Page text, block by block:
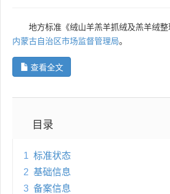
国外标准 技术委员会
地方标准《绒山羊羔羊抓绒及羔羊绒
内蒙古自治区市场监督管理局。
查看全文
目录
1 标准状态
2 基础信息
3 备案信息